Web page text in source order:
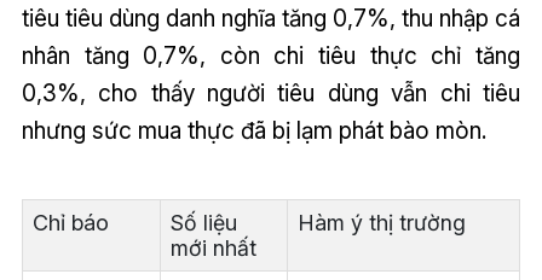
tiêu tiêu dùng danh nghĩa tăng 0,7%, thu nhập cá
nhân tăng 0,7%, còn chi tiêu thực chỉ tăng
0,3%, cho thấy người tiêu dùng vẫn chi tiêu
nhưng sức mua thực đã bị lạm phát bào mòn.
Chỉ báo
Số liệu
mới nhất
Hàm ý thị trường